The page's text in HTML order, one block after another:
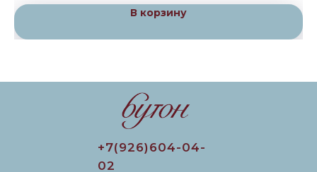
В корзину
+7(926)604-04-
02